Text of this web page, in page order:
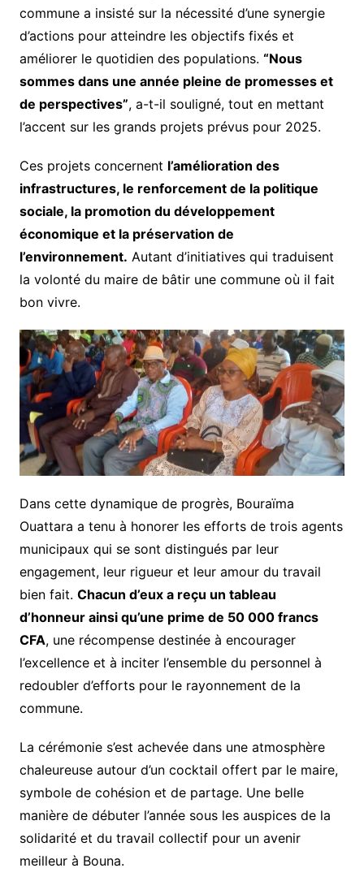
commune a insisté sur la nécessité d’une synergie
d’actions pour atteindre les objectifs fixés et
améliorer le quotidien des populations. “Nous
sommes dans une année pleine de promesses et
de perspectives”, a-t-il souligné, tout en mettant
l’accent sur les grands projets prévus pour 2025.
Ces projets concernent l’amélioration des
infrastructures, le renforcement de la politique
sociale, la promotion du développement
économique et la préservation de
l’environnement. Autant d’initiatives qui traduisent
la volonté du maire de bâtir une commune où il fait
bon vivre.
Dans cette dynamique de progrès, Bouraïma
Ouattara a tenu à honorer les efforts de trois agents
municipaux qui se sont distingués par leur
engagement, leur rigueur et leur amour du travail
bien fait. Chacun d’eux a reçu un tableau
d’honneur ainsi qu’une prime de 50 000 francs
CFA, une récompense destinée à encourager
l’excellence et à inciter l’ensemble du personnel à
redoubler d’efforts pour le rayonnement de la
commune.
La cérémonie s’est achevée dans une atmosphère
chaleureuse autour d’un cocktail offert par le maire,
symbole de cohésion et de partage. Une belle
manière de débuter l’année sous les auspices de la
solidarité et du travail collectif pour un avenir
meilleur à Bouna.